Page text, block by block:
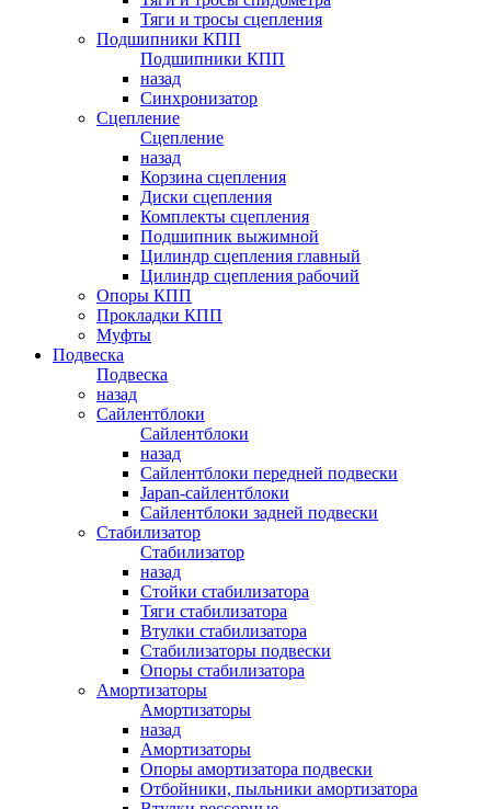
Тяги и тросы сцепления
Подшипники КПП
Подшипники КПП
назад
Синхронизатор
Сцепление
Сцепление
назад
Корзина сцепления
Диски сцепления
Комплекты сцепления
Подшипник выжимной
Цилиндр сцепления главный
Цилиндр сцепления рабочий
Опоры КПП
Прокладки КПП
Муфты
Подвеска
Подвеска
назад
Сайлентблоки
Сайлентблоки
назад
Сайлентблоки передней подвески
Japan-сайлентблоки
Сайлентблоки задней подвески
Стабилизатор
Стабилизатор
назад
Стойки стабилизатора
Тяги стабилизатора
Втулки стабилизатора
Стабилизаторы подвески
Опоры стабилизатора
Амортизаторы
Амортизаторы
назад
Амортизаторы
Опоры амортизатора подвески
Отбойники, пыльники амортизатора